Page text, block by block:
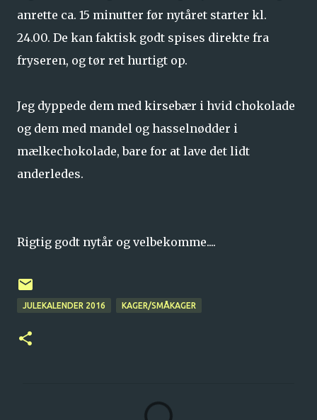
anrette ca. 15 minutter før nytåret starter kl.
24.00. De kan faktisk godt spises direkte fra
fryseren, og tør ret hurtigt op.
Jeg dyppede dem med kirsebær i hvid chokolade
og dem med mandel og hasselnødder i
mælkechokolade, bare for at lave det lidt
anderledes.
Rigtig godt nytår og velbekomme....
JULEKALENDER 2016 KAGER/SMÅKAGER